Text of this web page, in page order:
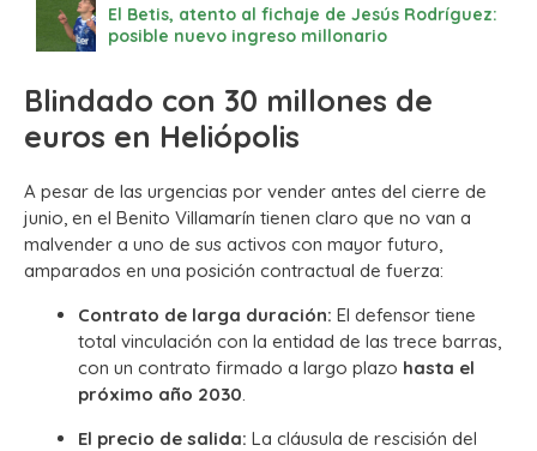
El Betis, atento al fichaje de Jesús Rodríguez:
posible nuevo ingreso millonario
Blindado con 30 millones de
euros en Heliópolis
A pesar de las urgencias por vender antes del cierre de
junio, en el Benito Villamarín tienen claro que no van a
malvender a uno de sus activos con mayor futuro,
amparados en una posición contractual de fuerza:
Contrato de larga duración: El defensor tiene
total vinculación con la entidad de las trece barras,
con un contrato firmado a largo plazo hasta el
próximo año 2030.
El precio de salida: La cláusula de rescisión del